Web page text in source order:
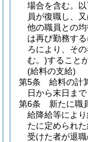
場合を含む。
員が復職し、
他の職員との
は再び勤務す
ろにより、そ
む。)すること
(給料の支給)
第5条
給料の計
日から末日ま
第6条
新たに職
給降給等によ
たに定められた
受けた者が退